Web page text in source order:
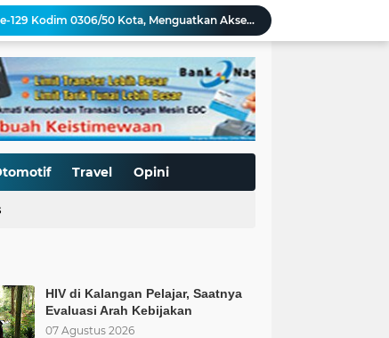
Pengerasan Jalan TMMD ke-129 Kodim 0306/50 Kota, Menguatkan Akses Menuju Kemajuan Nagari
Edukasi Keselamatan Berkedara, Ditlantas Polda Sumbar Gelar "Police Goes To Campus" di UNP
Kedudukan L68TQ dalam Islam
Harus Berbuat Apa?
Pajak?
Abadi
Evaluasi Arah Kebijakan
Dinilai Janggal"
Travel Opini
HIV di Kalangan Pelajar, Saatnya
Evaluasi Arah Kebijakan
07 Agustus 2026